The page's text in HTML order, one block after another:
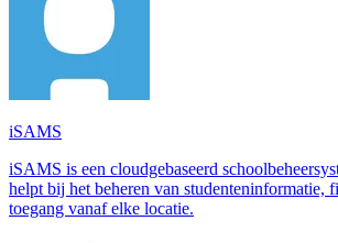
iSAMS
iSAMS is een cloudgebaseerd
helpt bij het beheren van studenteninformatie,
toegang vanaf elke locatie.